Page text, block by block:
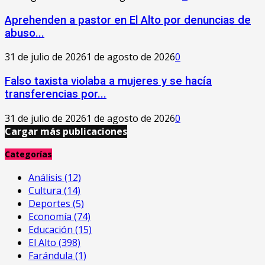
Aprehenden a pastor en El Alto por denuncias de
abuso...
31 de julio de 20261 de agosto de 20260
Falso taxista violaba a mujeres y se hacía
transferencias por...
31 de julio de 20261 de agosto de 20260
Cargar más publicaciones
Categorías
Análisis (12)
Cultura (14)
Deportes (5)
Economía (74)
Educación (15)
El Alto (398)
Farándula (1)